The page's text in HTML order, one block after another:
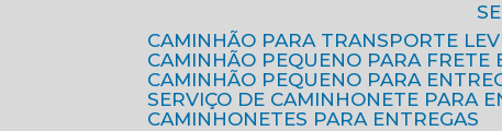
CAMINHÃO PARA TRANSPORTE
CAMINHÃO PEQUENO PARA FRETE
CAMINHÃO PEQUENO PARA
SERVIÇO DE CAMINHONETE PARA
CAMINHONETES PARA ENTREGAS